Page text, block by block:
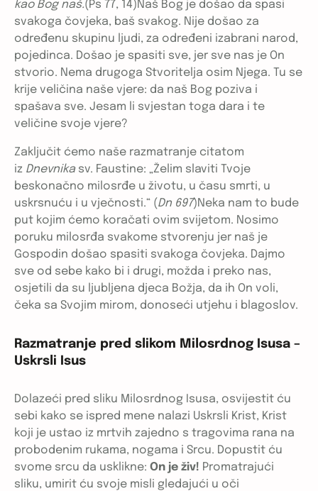
kao Bog naš.(Ps 77, 14)Naš Bog je došao da spasi
svakoga čovjeka, baš svakog. Nije došao za
određenu skupinu ljudi, za određeni izabrani narod,
pojedinca. Došao je spasiti sve, jer sve nas je On
stvorio. Nema drugoga Stvoritelja osim Njega. Tu se
krije veličina naše vjere: da naš Bog poziva i
spašava sve. Jesam li svjestan toga dara i te
veličine svoje vjere?
Zaključit ćemo naše razmatranje citatom
iz Dnevnikasv. Faustine: „Želim slaviti Tvoje
beskonačno milosrđe u životu, u času smrti, u
uskrsnuću i u vječnosti.“ (Dn 697)Neka nam to bude
put kojim ćemo koračati ovim svijetom. Nosimo
poruku milosrđa svakome stvorenju jer naš je
Gospodin došao spasiti svakoga čovjeka. Dajmo
sve od sebe kako bi i drugi, možda i preko nas,
osjetili da su ljubljena djeca Božja, da ih On voli,
čeka sa Svojim mirom, donoseći utjehu i blagoslov.
Razmatranje pred slikom Milosrdnog Isusa –
Uskrsli Isus
Dolazeći pred sliku Milosrdnog Isusa, osvijestit ću
sebi kako se ispred mene nalazi Uskrsli Krist, Krist
koji je ustao iz mrtvih zajedno s tragovima rana na
probodenim rukama, nogama i Srcu. Dopustit ću
svome srcu da usklikne: On je živ! Promatrajući
sliku, umirit ću svoje misli gledajući u oči